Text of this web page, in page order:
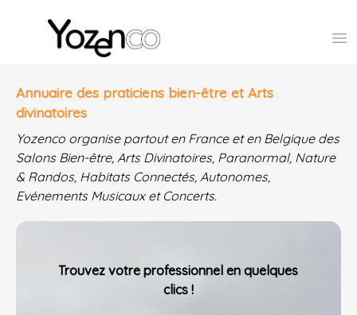
Yozenco - Organisateur de Salons, Evénements et
Annuaire des praticiens bien-être et Arts
divinatoires
Yozenco organise partout en France et en Belgique des
Salons Bien-être, Arts Divinatoires, Paranormal, Nature
& Randos, Habitats Connectés, Autonomes,
Evénements Musicaux et Concerts.
Trouvez votre professionnel en quelques
clics !